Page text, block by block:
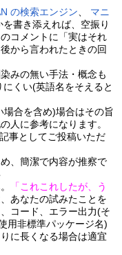
の検索エンジン
マニ
書き添えれば、空振り
コメントに「実はそれ
から言われたときの回
みの無い手法・概念も
くい(英語名をそえると
合を含め)場合はその旨
人に参考になります。
事としてご投稿いただ
、簡潔で内容が推察で
「これこれしたが、う
あなたの試みたことを
コード、エラー出力(そ
用非標準パッケージ名)
に長くなる場合は適宜